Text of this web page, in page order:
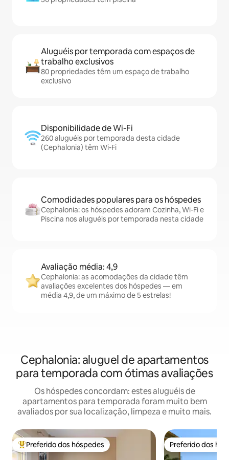
Aluguéis por temporada com espaços de
trabalho exclusivos
80 propriedades têm um espaço de trabalho
exclusivo
Disponibilidade de Wi-Fi
260 aluguéis por temporada desta cidade
(Cephalonia) têm Wi-Fi
Comodidades populares para os hóspedes
Cephalonia: os hóspedes adoram Cozinha, Wi-Fi e
Piscina nos aluguéis por temporada nesta cidade
Avaliação média: 4,9
Cephalonia: as acomodações da cidade têm
avaliações excelentes dos hóspedes — em
média 4,9, de um máximo de 5 estrelas!
Cephalonia: aluguel de apartamentos
para temporada com ótimas avaliações
Os hóspedes concordam: estes aluguéis de
apartamentos para temporada foram muito bem
avaliados por sua localização, limpeza e muito mais.
Entre os melhores preferidos dos hóspedes
Preferido dos hóspedes Preferido dos
Preferido dos